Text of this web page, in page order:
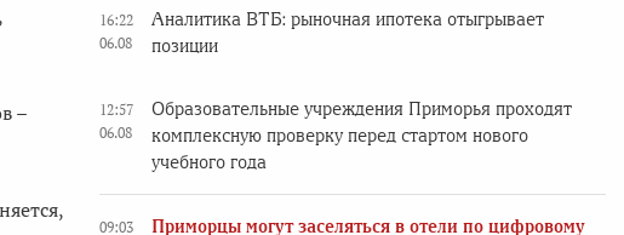
–
16:22
06.08
Аналитика ВТБ: рыночная ипотека отыгрывает
позиции
12:57
06.08
Образовательные учреждения Приморья проходят
комплексную проверку перед стартом нового
учебного года
09:03
Приморцы могут заселяться в отели по цифровому